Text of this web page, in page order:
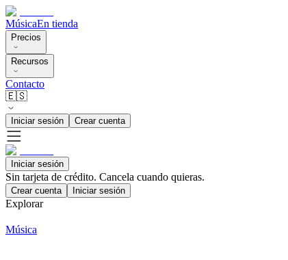
MúsicaEn tienda
Precios
Recursos
Contacto
🇪🇸
Iniciar sesión Crear cuenta
Iniciar sesión
Sin tarjeta de crédito. Cancela cuando quieras.
Crear cuenta Iniciar sesión
Explorar
Música